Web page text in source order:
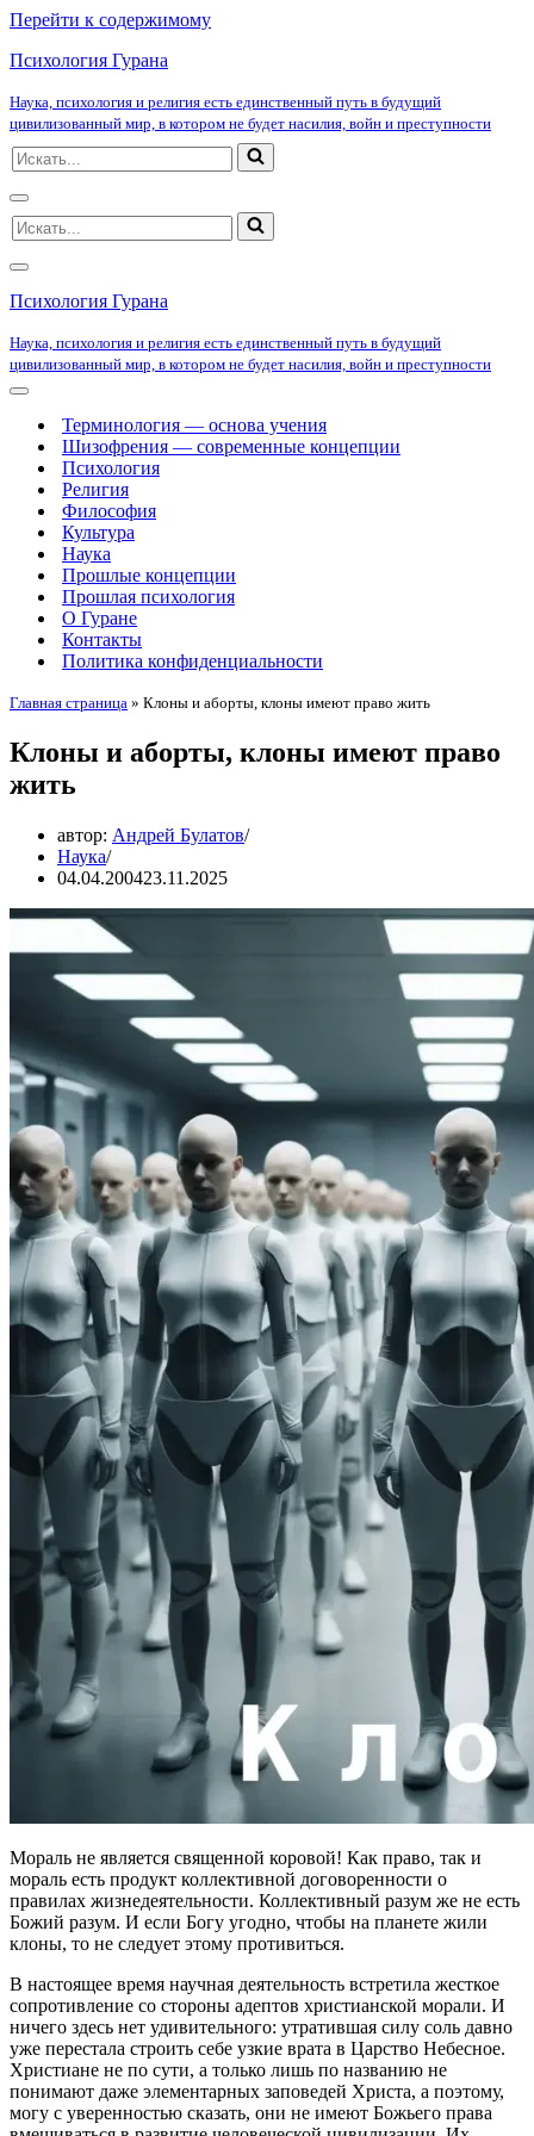
Перейти к содержимому
Психология Гурана
Наука, психология и религия есть единственный путь в будущий
цивилизованный мир, в котором не будет насилия, войн и преступности
Искать...
Меню
навигации
Искать...
Меню
навигации
Психология Гурана
Наука, психология и религия есть единственный путь в будущий
цивилизованный мир, в котором не будет насилия, войн и преступности
Меню
навигацииТерминология — основа учения
Шизофрения — современные концепции
Психология
Религия
Философия
Культура
Наука
Прошлые концепции
Прошлая психология
О Гуране
Контакты
Политика конфиденциальности
Главная страница » Клоны и аборты, клоны имеют право жить
Клоны и аборты, клоны имеют право
жить
автор: Андрей Булатов
Наука
04.04.200423.11.2025
Мораль не является священной коровой! Как право, так и
мораль есть продукт коллективной договоренности о
правилах жизнедеятельности. Коллективный разум же не есть
Божий разум. И если Богу угодно, чтобы на планете жили
клоны, то не следует этому противиться.
В настоящее время научная деятельность встретила жесткое
сопротивление со стороны адептов христианской морали. И
ничего здесь нет удивительного: утратившая силу соль давно
уже перестала строить себе узкие врата в Царство Небесное.
Христиане не по сути, а только лишь по названию не
понимают даже элементарных заповедей Христа, а поэтому,
могу с уверенностью сказать, они не имеют Божьего права